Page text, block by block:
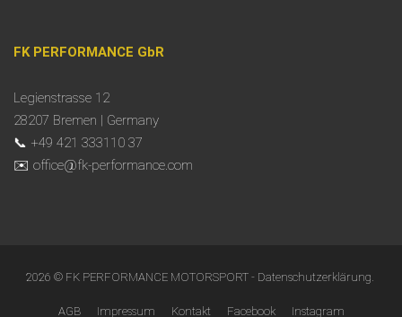
FK PERFORMANCE GbR
Legienstrasse 12
28207 Bremen | Germany
📞 +49 421 333110 37
✉️ office@fk-performance.com
2026 © FK PERFORMANCE MOTORSPORT - Datenschutzerklärung.
AGB Impressum Kontakt Facebook Instagram